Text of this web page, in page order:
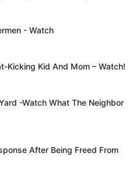
- Watch
Kicking Kid And Mom – Watch!
-Watch What The Neighbor
After Being Freed From